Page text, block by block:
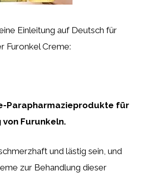
Einleitung auf Deutsch für
Furonkel Creme:
Parapharmazieprodukte für
Furunkeln.
und lästig sein, und
zur Behandlung dieser